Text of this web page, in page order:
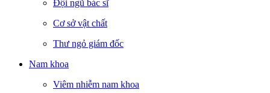
Đội ngũ bác sĩ
Cơ sở vật chất
Thư ngỏ giám đốc
Nam khoa
Viêm nhiễm nam khoa